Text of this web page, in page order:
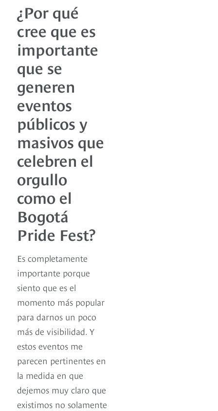
¿Por qué
cree que es
importante
que se
generen
eventos
públicos y
masivos que
celebren el
orgullo
como el
Bogotá
Pride Fest?
Es completamente
importante porque
siento que es el
momento más popular
para darnos un poco
más de visibilidad. Y
estos eventos me
parecen pertinentes en
la medida en que
dejemos muy claro que
existimos no solamente